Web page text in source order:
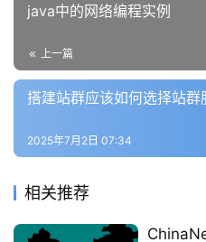
java中的网络编程实例
上一篇
搭建站群应该如何选择站群
2025年7月2日 07:34
相关推荐